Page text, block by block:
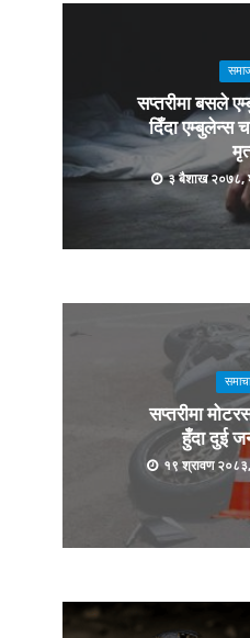
सप्तरीमा बसले
दिँदा एम्बुलेन्स
३ बैशाख २०७८,
सप्तरीमा
हुँदा दुई
१९ श्रावण